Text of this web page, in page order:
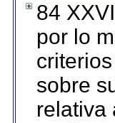
84
por lo
sobre
relativa